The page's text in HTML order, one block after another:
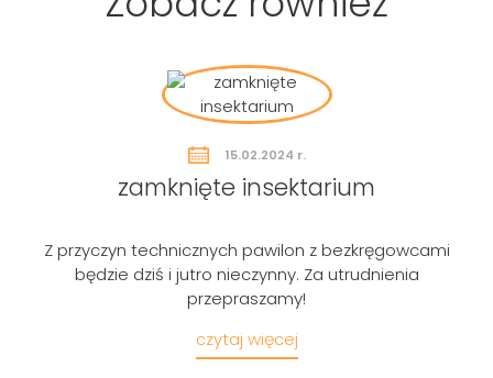
15.02.2024 r.
zamknięte insektarium
Z przyczyn technicznych pawilon z bezkręgowcami
będzie dziś i jutro nieczynny. Za utrudnienia
przepraszamy!
czytaj więcej